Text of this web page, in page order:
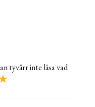
tyvärr inte läsa vad